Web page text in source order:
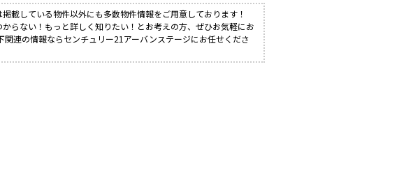
載している物件以外にも多数物件情報をご用意しております！
らない！もっと詳しく知りたい！とお考えの方、ぜひお気軽にお
連の情報ならセンチュリー21アーバンステージにお任せくださ